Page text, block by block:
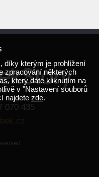
070 435
díky kterým je prohlížení
zpracování některých
který dáte kliknutím na
v "Nastavení souborů
najdete zde.